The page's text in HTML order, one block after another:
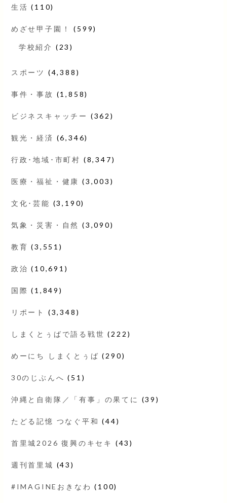
生活 (110)
めざせ甲子園！ (599)
学校紹介 (23)
スポーツ (4,388)
事件・事故 (1,858)
ビジネスキャッチー (362)
観光・経済 (6,346)
行政･地域･市町村 (8,347)
医療・福祉・健康 (3,003)
文化･芸能 (3,190)
気象・災害・自然 (3,090)
教育 (3,551)
政治 (10,691)
国際 (1,849)
リポート (3,348)
しまくとぅばで語る戦世 (222)
めーにち しまくとぅば (290)
30のじぶんへ (51)
沖縄と自衛隊／「有事」の果てに (39)
たどる記憶 つなぐ平和 (44)
首里城2026 復興のキセキ (43)
週刊首里城 (43)
#IMAGINEおきなわ (100)